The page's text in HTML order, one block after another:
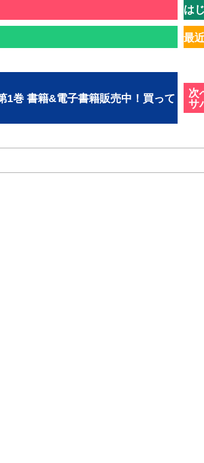
は
最
1巻 書籍&電子書籍販売中！買って
次
サ